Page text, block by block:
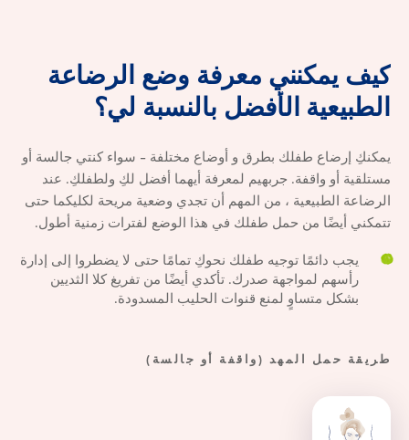
كيف يمكنني معرفة وضع الرضاعة
الطبيعية الأفضل بالنسبة لي؟
يمكنكِ إرضاع طفلك بطرق و أوضاع مختلفة - سواء كنتي جالسة أو
مستلقية أو واقفة. جربهيم لمعرفة أيهما أفضل لكِ ولطفلكِ. عند
الرضاعة الطبيعية ، من المهم أن تجدي وضعية مريحة لكليكما حتى
تتمكني أيضًا من حمل طفلك في هذا الوضع لفترات زمنية أطول.
يجب دائمًا توجيه طفلك نحوكِ تمامًا حتى لا يضطروا إلى إدارة
رأسهم لمواجهة صدرك. تأكدي أيضًا من تفريغ كلا الثديين
بشكل متساوٍ لمنع قنوات الحليب المسدودة.
طريقة حمل المهد (واقفة أو جالسة)